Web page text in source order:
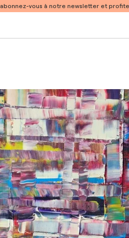
abonnez-vous à notre newsletter et